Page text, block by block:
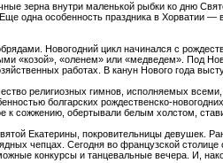
зерна внутри маленькой рыбки ко дню
одна особенность праздника в Хорватии
Новогодний цикл начинался с
«козой», «оленем» или «медведем». Под
работах. В канун Нового года
религиозных гимнов, исполняемых
болгарских рождественско-
сожжению, обертывали белым холстом,
Екатерины, покровительницы девушек.
чепцах. Сегодня во французской
конкурсы и танцевальные вечера. И,